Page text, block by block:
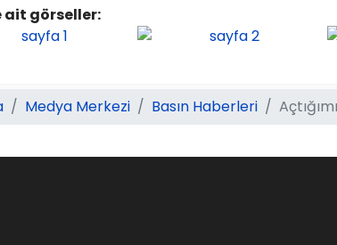
ait görseller:
Medya Merkezi Basın Haberleri